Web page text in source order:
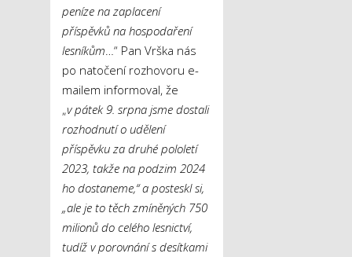
peníze na zaplacení
příspěvků na hospodaření
lesníkům …“ Pan Vrška nás
po natočení rozhovoru e-
mailem informoval, že
„v pátek 9. srpna jsme dostali
rozhodnutí o udělení
příspěvku za druhé pololetí
2023, takže na podzim 2024
ho dostaneme,“ a posteskl si,
„ale je to těch zmíněných 750
milionů do celého lesnictví,
tudíž v porovnání s desítkami